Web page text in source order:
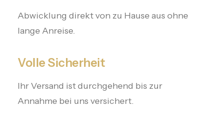
Abwicklung direkt von zu Hause aus ohne
lange Anreise.
Volle Sicherheit
Ihr Versand ist durchgehend bis zur
Annahme bei uns versichert.